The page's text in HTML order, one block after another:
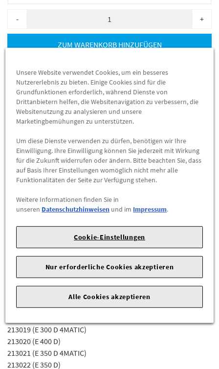
- +
ZUM WARENKORB HINZUFÜGEN
Herstellerangaben:Mercedes-Benz AG | Mercedesstr. 120 |
70723 Stuttgart |Tel: +49711170 |E-Mail:
dialog.mb@mercedes-benz.com|Webseite:
https://www.mercedes-benz.com
passt?
Kein Problem.
Senden Sieuns die komplette Fahrgestellnummer Ihres
Fahrzeugs, wir prüfen für Sie, ob das Teil passt.
Zum Beispiel passend (kann Ausstattung- oder
Fahrgestellnummerabhängig sein) für die Mercedes-Benz
Modelle:
213004 (E 220 D)
213005 (E 220 D 4MATIC)
213008 (E 300 D)
213013 (E 200 D)
213019 (E 300 D 4MATIC)
213020 (E 400 D)
213021 (E 350 D 4MATIC)
213022 (E 350 D)
Unsere Website verwendet Cookies, um ein besseres
Nutzererlebnis zu bieten. Einige Cookies sind für die
Grundfunktionen erforderlich, während Dienste von
Drittanbietern helfen, die Websitenavigation zu verbessern, die
Websitenutzung zu analysieren und unsere
Marketingbemühungen zu unterstützen.
Um diese Dienste verwenden zu dürfen, benötigen wir Ihre
Einwilligung. Ihre Einwilligung können Sie jederzeit mit Wirkung
für die Zukunft widerrufen oder ändern. Bitte beachten Sie, dass
auf Basis Ihrer Einstellungen womöglich nicht mehr alle
Funktionalitäten der Seite zur Verfügung stehen.
Weitere Informationen finden Sie in
unseren Datenschutzhinweisen und im Impressum.
Cookie-Einstellungen
Nur erforderliche Cookies akzeptieren
Alle Cookies akzeptieren